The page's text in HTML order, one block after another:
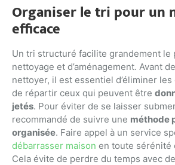
Organiser le tri pour un
efficace
Un tri structuré facilite grandement le
nettoyage et d’aménagement. Avant
nettoyer, il est essentiel d’éliminer
de répartir ceux qui peuvent être
jetés. Pour éviter de se laisser
recommandé de suivre une méthode
organisée. Faire appel à un service
débarrasser maison en toute sérénité
Cela évite de perdre du temps avec